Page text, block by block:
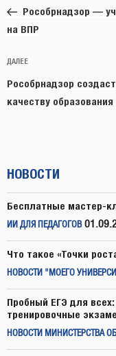
записям
запись:
Рособрнадзор —
на ВПР
Следующая
запись
ДАЛЕЕ
Рособрнадзор
качеству образования
НОВОСТИ
Бесплатные мастер-
ИИ ДЛЯ ПЕДАГОГОВ
Что такое «Точки
НОВОСТИ "МОЕГО
Пробный ЕГЭ для
тренировочные
НОВОСТИ МИНИСТЕРСТВА